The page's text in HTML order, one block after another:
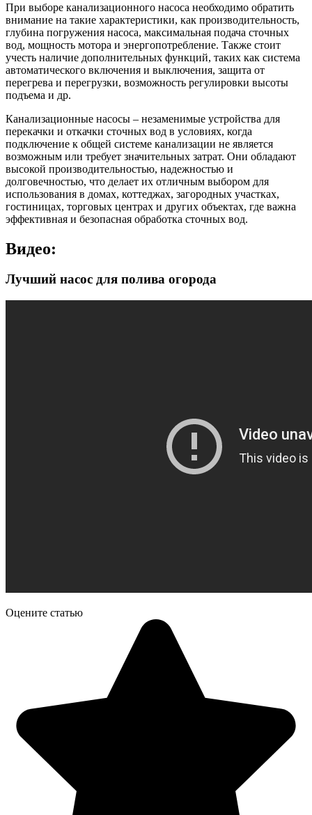
При выборе канализационного насоса необходимо обратить
внимание на такие характеристики, как производительность,
глубина погружения насоса, максимальная подача сточных
вод, мощность мотора и энергопотребление. Также стоит
учесть наличие дополнительных функций, таких как система
автоматического включения и выключения, защита от
перегрева и перегрузки, возможность регулировки высоты
подъема и др.
Канализационные насосы – незаменимые устройства для
перекачки и откачки сточных вод в условиях, когда
подключение к общей системе канализации не является
возможным или требует значительных затрат. Они обладают
высокой производительностью, надежностью и
долговечностью, что делает их отличным выбором для
использования в домах, коттеджах, загородных участках,
гостиницах, торговых центрах и других объектах, где важна
эффективная и безопасная обработка сточных вод.
Видео:
Лучший насос для полива огорода
Оцените статью